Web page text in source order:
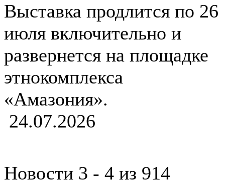
Выставка продлится по 26
июля включительно и
развернется на площадке
этнокомплекса
«Амазония».
24.07.2026
Новости 3 - 4 из 914